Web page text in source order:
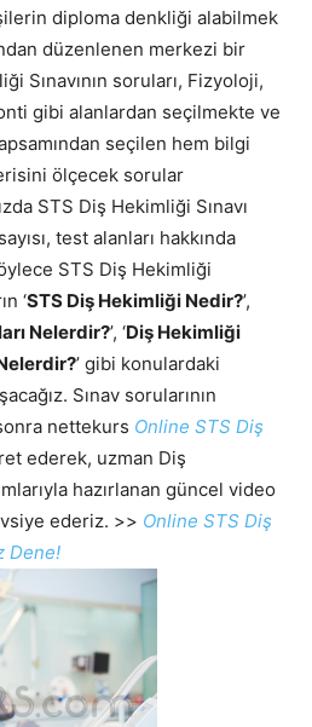
diploma denkliği alabilmek
düzenlenen merkezi bir
Sınavının soruları, Fizyoloji,
gibi alanlardan seçilmekte ve
seçilen hem bilgi
ölçecek sorular
STS Diş Hekimliği Sınavı
test alanları hakkında
STS Diş Hekimliği
‘STS Diş Hekimliği Nedir?’,
Nelerdir?’, ‘Diş Hekimliği
’ gibi konulardaki
Sınav sorularının
nettekurs Online STS Diş
ederek, uzman Diş
hazırlanan güncel video
ederiz. >> Online STS Diş
Dene!